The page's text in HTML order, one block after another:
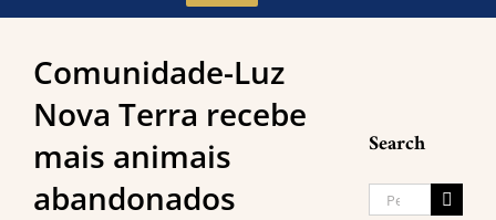
Comunidade-Luz
Nova Terra recebe
mais animais
abandonados
Search
Buscar